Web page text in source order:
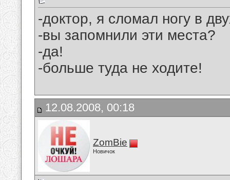
-доктор, я сломал ногу в
-вы запомнили эти места?
-да!
-больше туда не ходите!
12.08.2008, 00:18
ZomBie
Новичок